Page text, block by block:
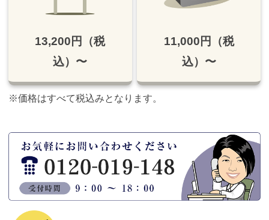
13,200円（税
込）〜
11,000円（税
込）〜
※価格はすべて税込みとなります。